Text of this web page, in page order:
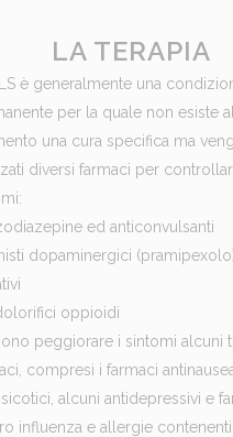
LA TERAPIA
è generalmente una
per la quale non esiste al
una cura specifica ma
diversi farmaci per
ed anticonvulsanti
dopaminergici
oppioidi
peggiorare i sintomi alcuni
compresi i farmaci
alcuni antidepressivi e
influenza e allergie contenenti